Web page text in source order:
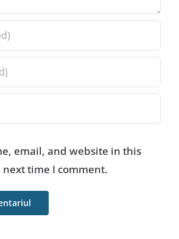
email, and website in this
time I comment.